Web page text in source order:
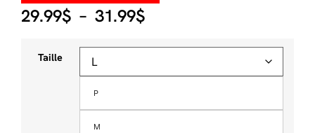
29.99$ – 31.99$
Taille
P
M